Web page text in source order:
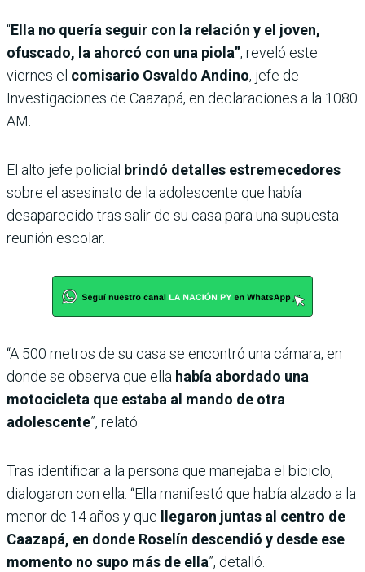
“Ella no quería seguir con la relación y el joven,
ofuscado, la ahorcó con una piola”, reveló este
viernes el comisario Osvaldo Andino, jefe de
Investigaciones de Caazapá, en declaraciones a la 1080
AM.
El alto jefe policial brindó detalles estremecedores
sobre el asesinato de la adolescente que había
desaparecido tras salir de su casa para una supuesta
reunión escolar.
“A 500 metros de su casa se encontró una cámara, en
donde se observa que ella había abordado una
motocicleta que estaba al mando de otra
adolescente”, relató.
Tras identificar a la persona que manejaba el biciclo,
dialogaron con ella. “Ella manifestó que había alzado a la
menor de 14 años y que llegaron juntas al centro de
Caazapá, en donde Roselín descendió y desde ese
momento no supo más de ella”, detalló.